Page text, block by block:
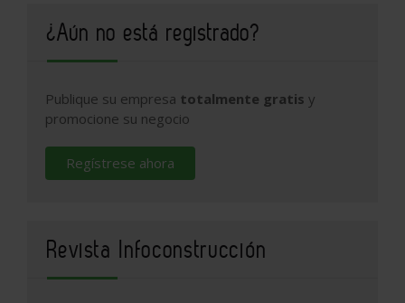
¿Aún no está registrado?
Publique su empresa totalmente gratis y
promocione su negocio
Regístrese ahora
Revista Infoconstrucción